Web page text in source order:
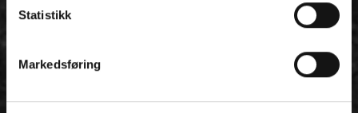
Statistikk
Markedsføring